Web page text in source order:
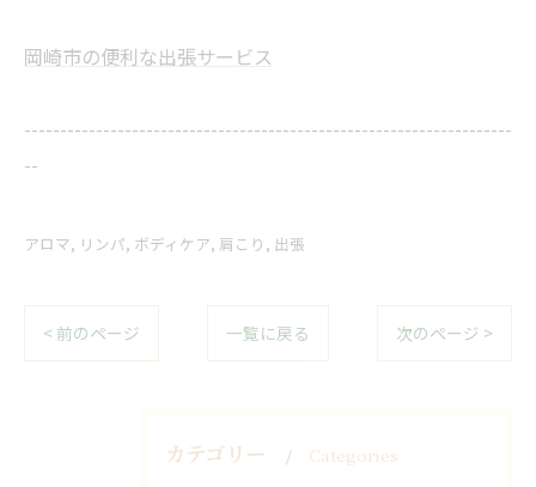
岡崎市の便利な出張サービス
--------------------------------------------------------------------
--
アロマ リンパ ボディケア 肩こり 出張
< 前のページ 一覧に戻る 次のページ >
カテゴリー Categories